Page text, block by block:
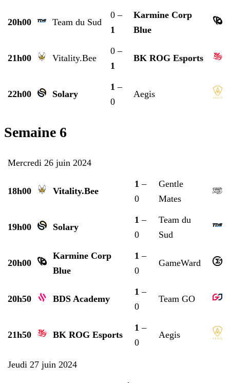
20h00 Team du Sud
0 –
1
Karmine Corp
Blue
21h00 Vitality.Bee
0 –
1
BK ROG Esports
22h00 Solary
1 –
0
Aegis
Semaine 6
Mercredi 26 juin 2024
18h00 Vitality.Bee
1 –
0
Gentle
Mates
19h00 Solary
1 –
0
Team du
Sud
20h00
Karmine Corp
Blue
1 –
0
GameWard
20h50 BDS Academy
1 –
0
Team GO
21h50 BK ROG Esports
1 –
0
Aegis
Jeudi 27 juin 2024